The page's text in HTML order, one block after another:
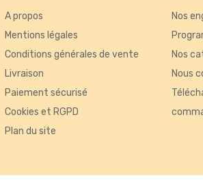
A propos
Mentions légales
Conditions générales de vente
Livraison
Paiement sécurisé
Cookies et RGPD
Plan du site
Nos
Nos
Nous
tels que le trafic, les produits les plus